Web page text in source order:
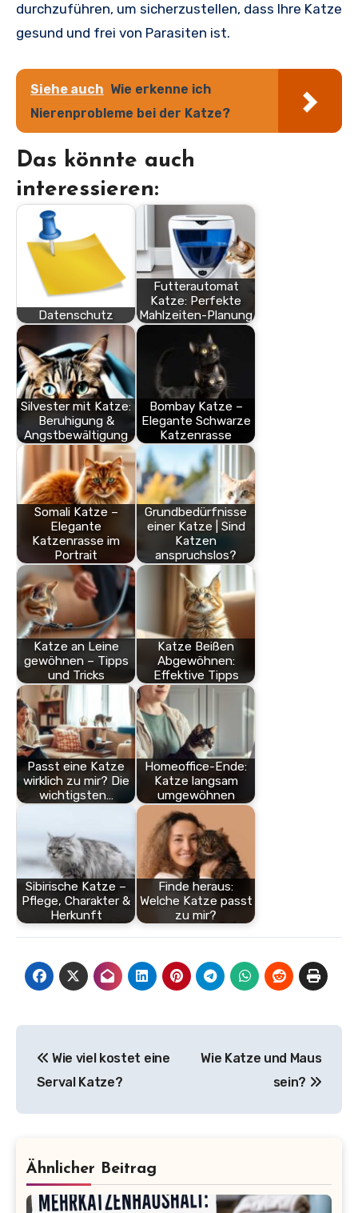
durchzuführen, um sicherzustellen, dass Ihre Katze
gesund und frei von Parasiten ist.
Siehe auch Wie erkenne ich
Nierenprobleme bei der Katze?
Das könnte auch
interessieren:
Datenschutz
Futterautomat
Katze: Perfekte
Mahlzeiten-Planung
Silvester mit Katze:
Beruhigung &
Angstbewältigung
Bombay Katze –
Elegante Schwarze
Katzenrasse
Somali Katze –
Elegante
Katzenrasse im
Portrait
Grundbedürfnisse
einer Katze | Sind
Katzen
anspruchslos?
Katze an Leine
gewöhnen – Tipps
und Tricks
Katze Beißen
Abgewöhnen:
Effektive Tipps
Passt eine Katze
wirklich zu mir? Die
wichtigsten…
Homeoffice-Ende:
Katze langsam
umgewöhnen
Sibirische Katze –
Pflege, Charakter &
Herkunft
Finde heraus:
Welche Katze passt
zu mir?
Wie viel kostet eine
Serval Katze?
Wie Katze und Maus
sein?
Ähnlicher Beitrag